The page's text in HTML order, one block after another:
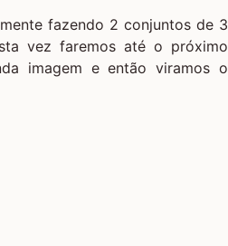
fazendo 2 conjuntos de 3
vez faremos até o próximo
imagem e então viramos o